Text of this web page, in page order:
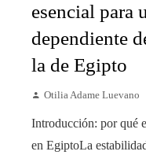
esencial para
dependiente
la de Egipto
Otilia Adame Luevano
Introducción: por qué
en EgiptoLa